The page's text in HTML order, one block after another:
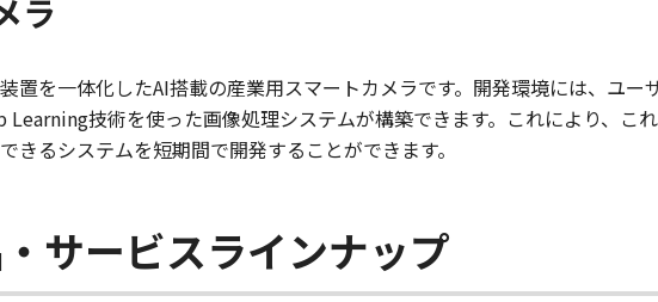
ラ
置を一体化したAI搭載の産業用スマートカメラです。開発環境には、ユー
技術を使った画像処理システムが構築できます。これにより、こ
るシステムを短期間で開発することができます。
サービスラインナップ